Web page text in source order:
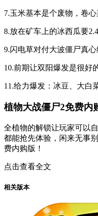
7.玉米基本是个废物，卷
8.放在矿车上的冰西瓜要
9.闪电草对付大波僵尸真心
10.前期让双阳爆发是很好
11.给力爆发：冰豆、大白
植物大战僵尸2免费内
全植物的解锁让玩家可以
都能抢先体验，闲来无事
费内购版！
点击查看全文
相关版本